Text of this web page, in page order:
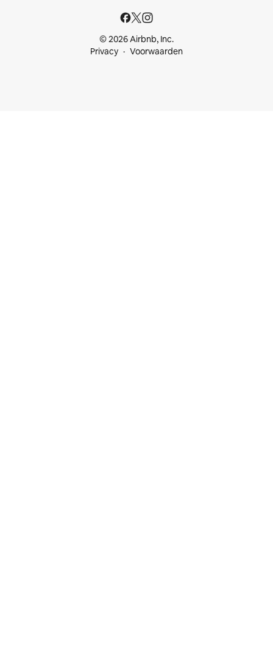
© 2026 Airbnb, Inc.
Privacy
Voorwaarden